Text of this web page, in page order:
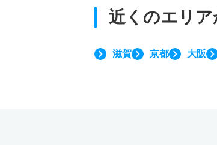
近くのエリア
滋賀 京都 大阪